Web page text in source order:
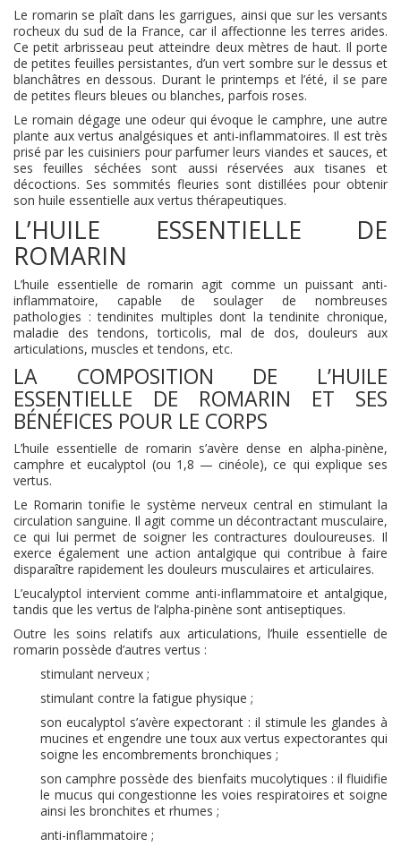
Le romarin se plaît dans les garrigues, ainsi que sur les versants
rocheux du sud de la France, car il affectionne les terres arides.
Ce petit arbrisseau peut atteindre deux mètres de haut. Il porte
de petites feuilles persistantes, d’un vert sombre sur le dessus et
blanchâtres en dessous. Durant le printemps et l’été, il se pare
de petites fleurs bleues ou blanches, parfois roses.
Le romain dégage une odeur qui évoque le camphre, une autre
plante aux vertus analgésiques et anti-inflammatoires. Il est très
prisé par les cuisiniers pour parfumer leurs viandes et sauces, et
ses feuilles séchées sont aussi réservées aux tisanes et
décoctions. Ses sommités fleuries sont distillées pour obtenir
son huile essentielle aux vertus thérapeutiques.
L’HUILE ESSENTIELLE DE
ROMARIN
L’huile essentielle de romarin agit comme un puissant anti-
inflammatoire, capable de soulager de nombreuses
pathologies : tendinites multiples dont la tendinite chronique,
maladie des tendons, torticolis, mal de dos, douleurs aux
articulations, muscles et tendons, etc.
LA COMPOSITION DE L’HUILE
ESSENTIELLE DE ROMARIN ET SES
BÉNÉFICES POUR LE CORPS
L’huile essentielle de romarin s’avère dense en alpha-pinène,
camphre et eucalyptol (ou 1,8 — cinéole), ce qui explique ses
vertus.
Le Romarin tonifie le système nerveux central en stimulant la
circulation sanguine. Il agit comme un décontractant musculaire,
ce qui lui permet de soigner les contractures douloureuses. Il
exerce également une action antalgique qui contribue à faire
disparaître rapidement les douleurs musculaires et articulaires.
L’eucalyptol intervient comme anti-inflammatoire et antalgique,
tandis que les vertus de l’alpha-pinène sont antiseptiques.
Outre les soins relatifs aux articulations, l’huile essentielle de
romarin possède d’autres vertus :
stimulant nerveux ;
stimulant contre la fatigue physique ;
son eucalyptol s’avère expectorant : il stimule les glandes à
mucines et engendre une toux aux vertus expectorantes qui
soigne les encombrements bronchiques ;
son camphre possède des bienfaits mucolytiques : il fluidifie
le mucus qui congestionne les voies respiratoires et soigne
ainsi les bronchites et rhumes ;
anti-inflammatoire ;